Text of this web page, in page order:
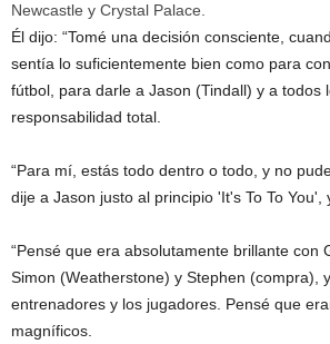
Newcastle y Crystal Palace.
Él dijo: “Tomé una decisión consciente,
sentía lo suficientemente bien como para
fútbol, ​​para darle a Jason (Tindall) y a todos
responsabilidad total.
“Para mí, estás todo dentro o todo, y no
dije a Jason justo al principio 'It's To To You',
“Pensé que era absolutamente brillante con
Simon (Weatherstone) y Stephen (compra),
entrenadores y los jugadores. Pensé que
magníficos.